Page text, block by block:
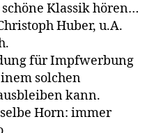
Klassik hören…
Huber, u.A.
für Impfwerbung
solchen
kann.
Horn: immer